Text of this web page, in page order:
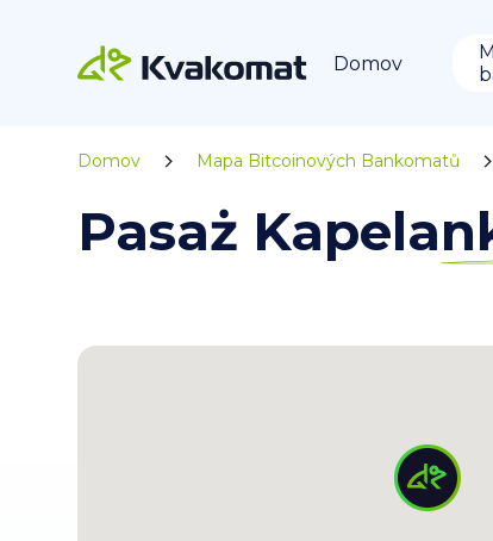
Domov
Domov Mapa Bitcoinových Bankomatů
Pasaż